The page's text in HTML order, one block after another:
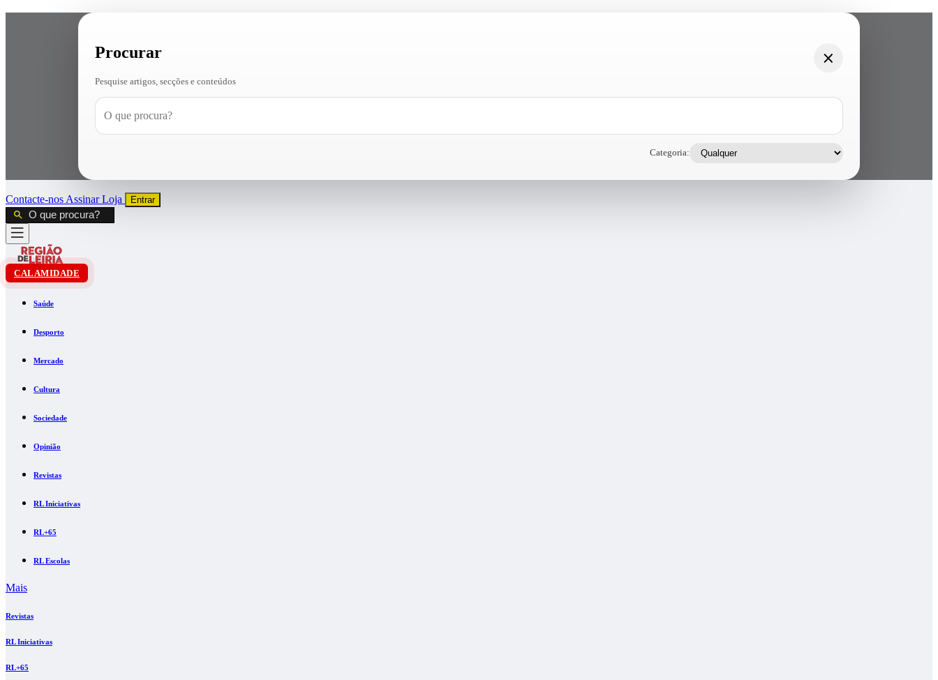
Procurar
Pesquise artigos, secções e conteúdos
Categoria:
Contacte-nos AssinarLoja Entrar
CALAMIDADE
Saúde
Desporto
Mercado
Cultura
Sociedade
Opinião
Revistas
RL Iniciativas
RL+65
RL Escolas
Mais
Revistas
RL Iniciativas
RL+65